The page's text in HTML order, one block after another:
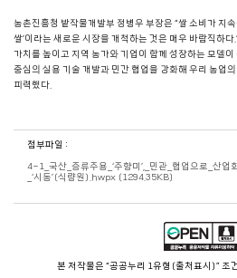
농촌진흥청 밭작물개발부 정병우 부장은 “쌀 소비가 지
쌀’이라는 새로운 시장을 개척하는 것은 매우 바람직하다
가치를 높이고 지역 농가와 기업이 함께 성장하는 모델
중심의 실용 기술 개발과 민간 협업을 강화해 우리 농업
피력했다.
첨부파일 :
4-1_국산_증류주용_‘주향미’,_민관_협업으로_산업
_‘시동’(식량원).hwpx (1294.35KB)
본 저작물은 “공공누리 1유형(출처표시)” 조